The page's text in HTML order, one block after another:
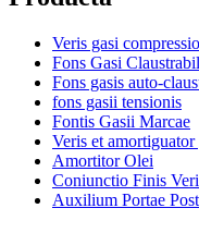
Veris gasi
Fons Gasi
Fons gasis auto-
fons gasii tensionis
Fontis Gasii Marcae
Veris et
Amortitor Olei
Coniunctio Finis
Auxilium Portae